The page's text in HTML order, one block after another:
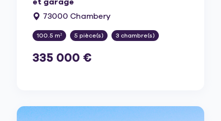
73000 Chambery
100.5 m² 5 pièce(s) 3 chambre(s)
335 000 €